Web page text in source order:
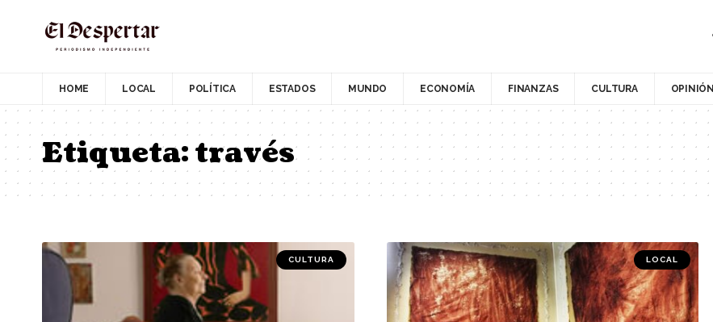
HOME LOCAL POLÍTICA ESTADOS MUNDO ECONOMÍA FINANZAS CULTURA OPINIÓN
Etiqueta:través
CULTURA LOCAL